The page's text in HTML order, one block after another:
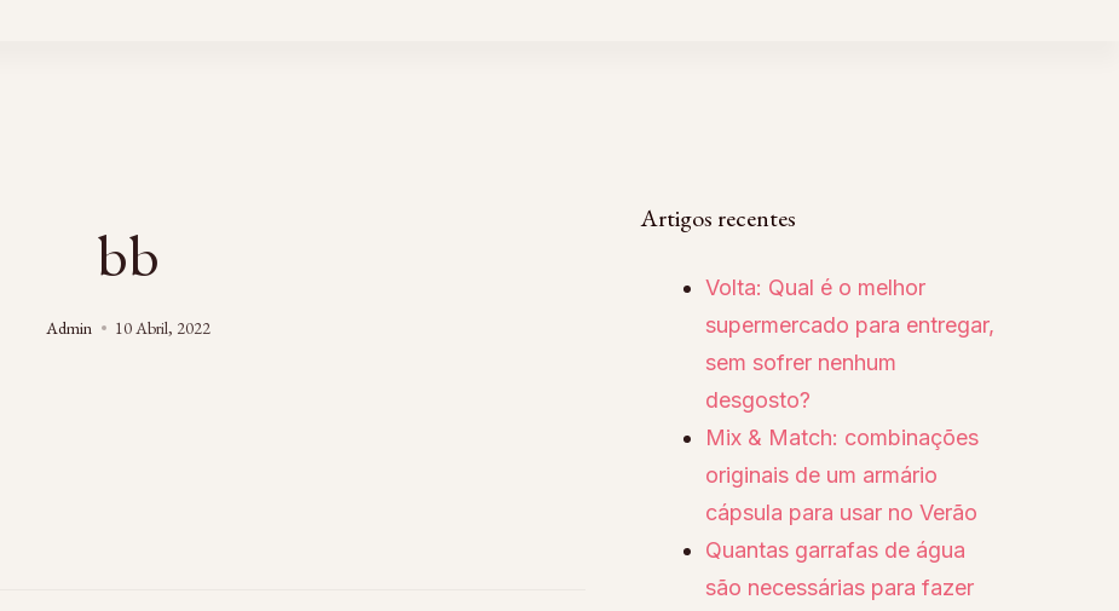
bb
Admin 10 Abril, 2022
Artigos recentes
Volta: Qual é o melhor
supermercado para entregar,
sem sofrer nenhum
desgosto?
Mix & Match: combinações
originais de um armário
cápsula para usar no Verão
Quantas garrafas de água
são necessárias para fazer